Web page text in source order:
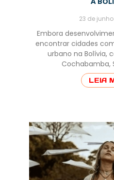
23 de
Embora
encontrar cidades
urbano na Bolívia,
Cochabamba,
LEIA